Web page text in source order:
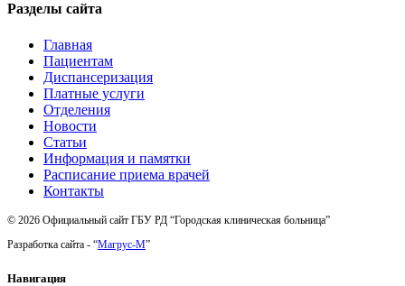
Разделы сайта
Главная
Пациентам
Диспансеризация
Платные услуги
Отделения
Новости
Статьи
Информация и памятки
Расписание приема врачей
Контакты
© 2026 Официальный сайт ГБУ РД “Городская клиническая больница”
Разработка сайта - “Магрус-М”
Навигация